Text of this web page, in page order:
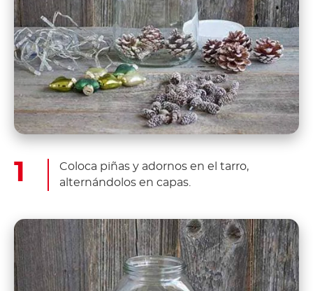
Coloca piñas y adornos en el tarro,
alternándolos en capas.